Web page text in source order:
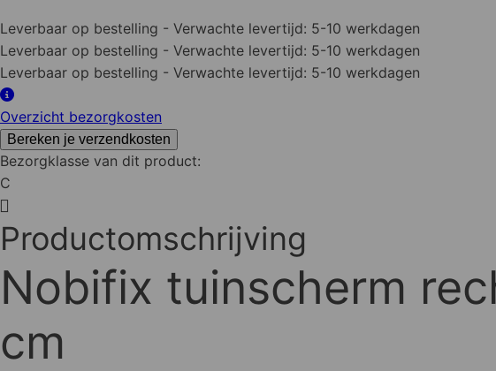
Recht
met
2
dwarsplanken
180x180cm
aantal
Leverbaar op bestelling - Verwachte levertijd: 5-10 werkdagen
Leverbaar op bestelling - Verwachte levertijd: 5-10 werkdagen
Leverbaar op bestelling - Verwachte levertijd: 5-10 werkdagen
Overzicht bezorgkosten
Bereken je verzendkosten
Bezorgklasse van dit product:
C
Productomschrijving
Nobifix tuinscherm
cm